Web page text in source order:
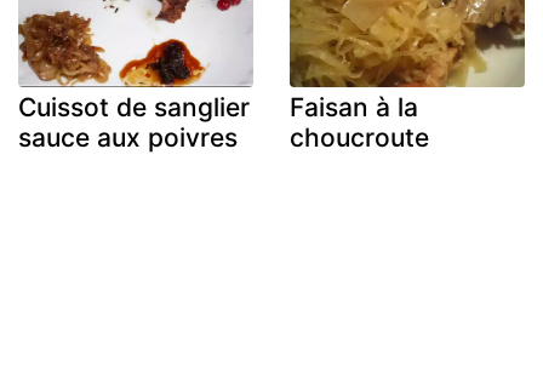
Cuissot de sanglier
sauce aux poivres
Faisan à la
choucroute